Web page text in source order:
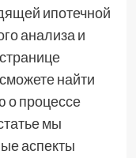
ипотечной
анализа и
найти
процессе
мы
аспекты